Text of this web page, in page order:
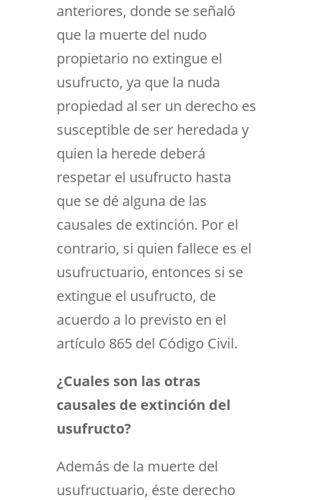
anteriores, donde se señaló
que la muerte del nudo
propietario no extingue el
usufructo, ya que la nuda
propiedad al ser un derecho es
susceptible de ser heredada y
quien la herede deberá
respetar el usufructo hasta
que se dé alguna de las
causales de extinción. Por el
contrario, si quien fallece es el
usufructuario, entonces si se
extingue el usufructo, de
acuerdo a lo previsto en el
artículo 865 del Código Civil.
¿Cuales son las otras
causales de extinción del
usufructo?
Además de la muerte del
usufructuario, éste derecho